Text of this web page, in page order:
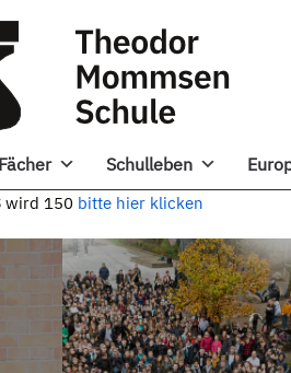
Fächer Schulleben
wird 150 bitte hier klicken